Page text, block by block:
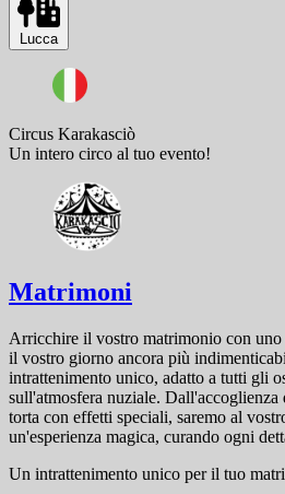
Lucca
Circus Karakasciò
Un intero circo al tuo evento!
Matrimoni
Arricchire il vostro matrimonio con uno
il vostro giorno ancora più
intrattenimento unico, adatto a tutti gli
sull'atmosfera nuziale.
torta con effetti speciali, saremo al
un'esperienza magica, curando ogni
Un intrattenimento unico per il tuo